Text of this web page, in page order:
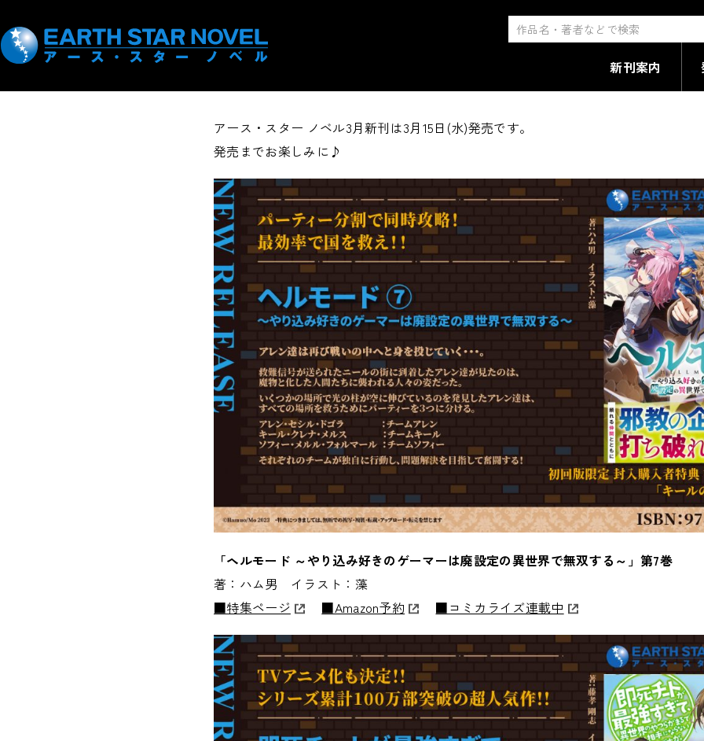
新刊案内
＜新刊＞3月15日(水)発売新刊＆書店特
アース・スター ノベル3月新刊は3月15日(水)発売です。
発売までお楽しみに♪
「ヘルモード ～やり込み好きのゲーマーは廃設定の異世界で無双する～」第7巻
著：ハム男 イラスト：藻
■特集ページ
■Amazon予約 ■コミカライズ連載中